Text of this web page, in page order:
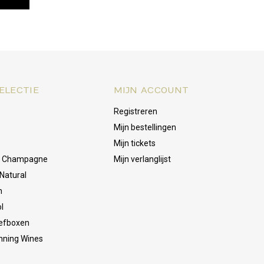
Champagne
Wines
MIJN ACCOUNT
Registreren
Mijn bestellingen
Mijn tickets
Mijn verlanglijst